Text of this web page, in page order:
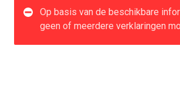
Op basis van de beschikbare
geen of meerdere verklaringen